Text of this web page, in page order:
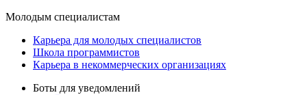
Молодым специалистам
Карьера для молодых специалистов
Школа программистов
Карьера в некоммерческих организациях
Боты для уведомлений